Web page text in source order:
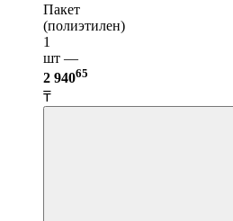
Пакет
(полиэтилен)
1
шт —
2 94065
₸